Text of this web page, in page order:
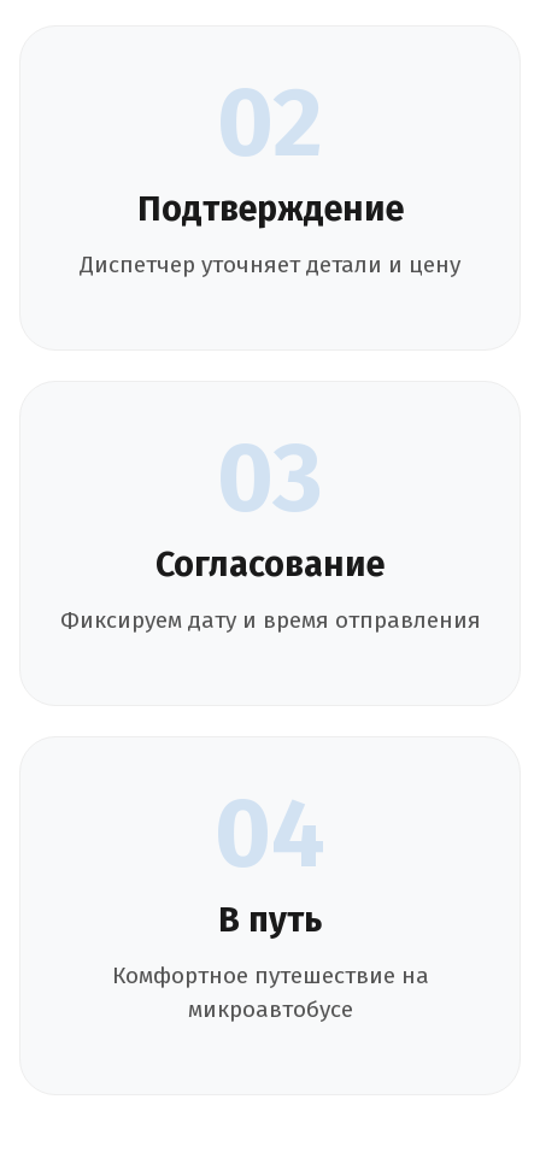
02
Подтверждение
Диспетчер уточняет детали и цену
03
Согласование
Фиксируем дату и время отправления
04
В путь
Комфортное путешествие на
микроавтобусе